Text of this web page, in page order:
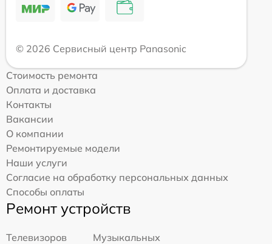
© 2026 Сервисный центр Panasonic
Стоимость ремонта
Оплата и доставка
Контакты
Вакансии
О компании
Ремонтируемые модели
Наши услуги
Согласие на обработку персональных данных
Способы оплаты
Ремонт устройств
Телевизоров
Музыкальных